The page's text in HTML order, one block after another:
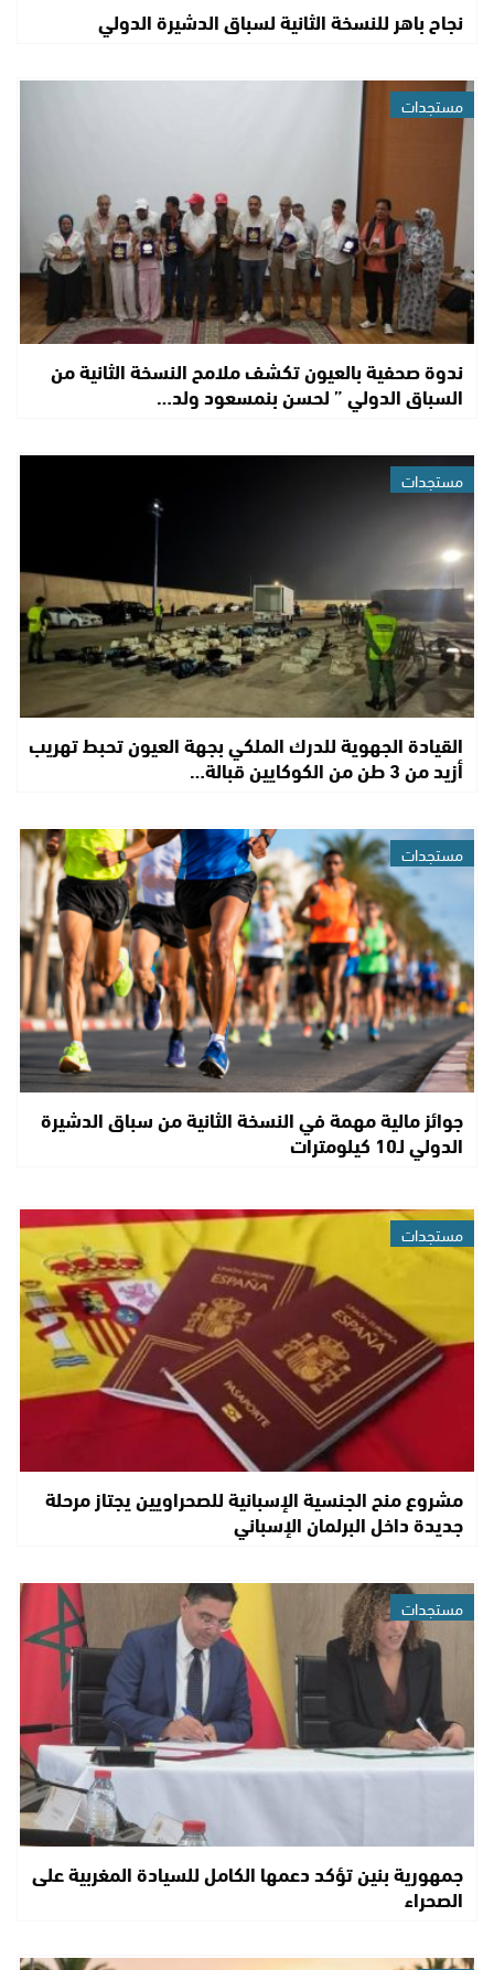
نجاح باهر للنسخة الثانية لسباق الدشيرة الدولي
مستجدات
ندوة صحفية بالعيون تكشف ملامح النسخة الثانية من
السباق الدولي ” لحسن بنمسعود ولد…
مستجدات
القيادة الجهوية للدرك الملكي بجهة العيون تحبط تهريب
أزيد من 3 طن من الكوكايين قبالة…
مستجدات
جوائز مالية مهمة في النسخة الثانية من سباق الدشيرة
الدولي لـ10 كيلومترات
مستجدات
مشروع منح الجنسية الإسبانية للصحراويين يجتاز مرحلة
جديدة داخل البرلمان الإسباني
مستجدات
جمهورية بنين تؤكد دعمها الكامل للسيادة المغربية على
الصحراء